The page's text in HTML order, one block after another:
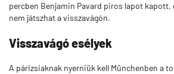
percben Benjamin Pavard piros lapot
nem játszhat a visszavágón.
Visszavágóesélyek
A párizsiaknak nyerniük kell Münchenben a